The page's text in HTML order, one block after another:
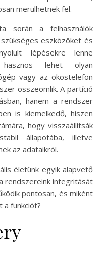
merülhetnek fel.
során a felhasználók
eszközöket és
lépésekre lenne
lehet olyan
vagy az okostelefon
összeomlik. A partíció
hanem a rendszer
is kiemelkedő, hiszen
hogy visszaállítsák
állapotába, illetve
az adataikról.
életünk egyik alapvető
rendszereink integritását
pontosan, és miként
a funkciót?